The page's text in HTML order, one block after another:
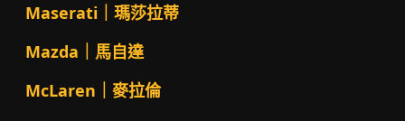
Maserati｜瑪莎拉蒂
Mazda｜馬自達
McLaren｜麥拉倫